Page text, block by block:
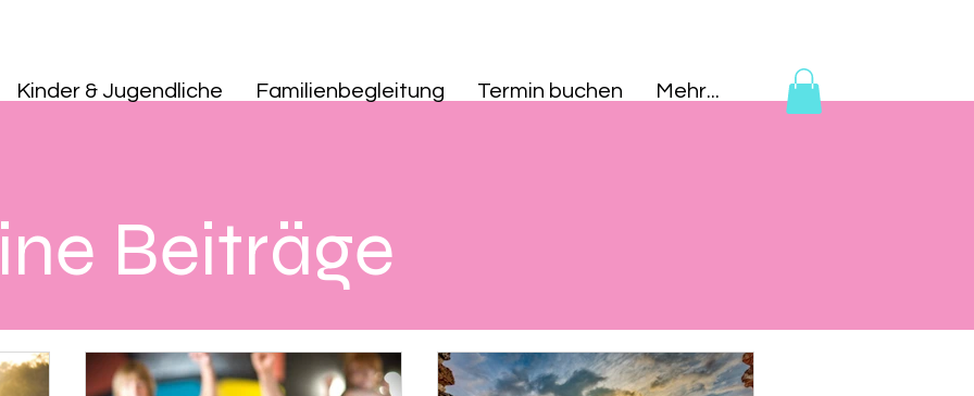
Kinder & Jugendliche Familienbegleitung Termin buchen Mehr...
Beiträge